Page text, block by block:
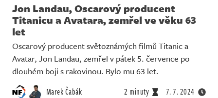
Databáze
Komunita
Redakce
Živě
Jon Landau, Oscarový producent
Titanicu a Avatara, zemřel ve věku 63
let
Oscarový producent světoznámých filmů Titanic a
Avatar, Jon Landau, zemřel v pátek 5. července po
dlouhém boji s rakovinou. Bylo mu 63 let.
Marek Čabák 2 minuty 7. 7. 2024